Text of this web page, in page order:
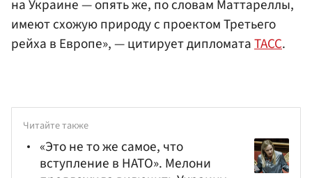
на Украине — опять же, по словам Маттареллы,
имеют схожую природу с проектом Третьего
рейха в Европе», — цитирует дипломатаТАСС.
Читайте также
«Это не то же самое, что
вступление в НАТО». Мелони